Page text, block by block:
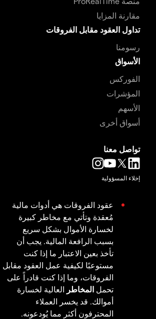
مقارنة المزايا
تداول العقود مقابل الفروقات
رسومنا
الأسواق
الفوركس
المؤشرات
الأسهم
أسواق أخرى
تواصل معنا
إخلاء المسؤولية
عقود الفروقات هي أدوات مالية
مُعقدة وتأتي مع مخاطر كبيرة
لخسارة الأموال بشكل سريع
بسبب الرافعة المالية. يجب أن
تأخذ بعين الاعتبار ما إذا كنت
مستوعبًا لكيفية عمل العقود مقابل
الفروقات، وما إذا كنت قادراً على
تحمل المخاطر العالية لخسارة
أموالك. قد يخسر العملاء
المحترفون أكثر مما يُودعونه.